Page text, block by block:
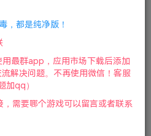
方简体中文|支持键盘.鼠
的赛博朋克移民模拟器中，管
，都是纯净版！
最群app，应用市场下载后添加
解决问题。不再使用微信！客服
加qq）
需要哪个游戏可以留言或者联系